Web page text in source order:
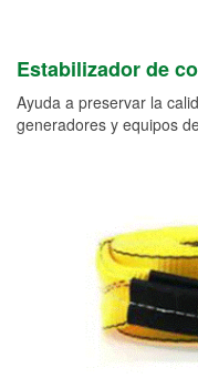
Estabilizador de
Ayuda a preservar la
generadores y equipos